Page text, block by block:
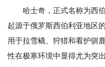
哈士奇，正式名称为西伯
起源于俄罗斯西伯利亚地区
用于拉雪橇、狩猎和看护驯
性在极寒环境中显得尤为突